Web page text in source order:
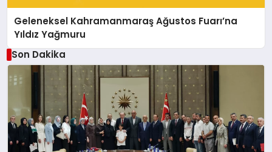
Geleneksel Kahramanmaraş Ağustos Fuarı’na
Yıldız Yağmuru
Son Dakika